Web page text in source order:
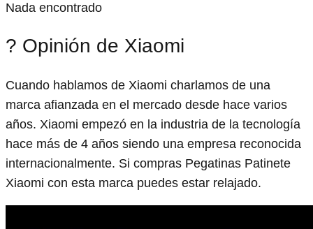
Nada encontrado
? Opinión de Xiaomi
Cuando hablamos de Xiaomi charlamos de una
marca afianzada en el mercado desde hace varios
años. Xiaomi empezó en la industria de la tecnología
hace más de 4 años siendo una empresa reconocida
internacionalmente. Si compras Pegatinas Patinete
Xiaomi con esta marca puedes estar relajado.